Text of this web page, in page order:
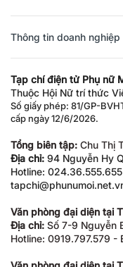
Thông tin doanh nghiệp
Tạp chí điện tử Phụ nữ
Thuộc Hội Nữ trí thức
Số giấy phép: 81/GP-
cấp ngày 12/6/2026.
Tổng biên tập: Chu Thị
Địa chỉ: 94 Nguyễn Hy
Hotline:
Văn phòng đại diện tại
Địa chỉ: Số 7-9 Nguyễn
Hotline: 0919.797.579 -
Văn phòng đại diện tại